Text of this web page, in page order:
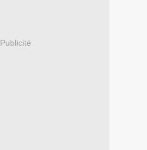
Publicité